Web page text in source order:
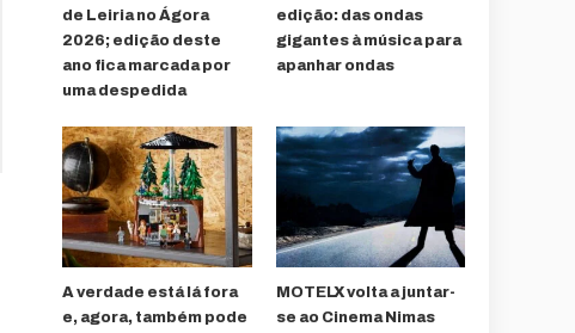
de Leiria no Ágora
2026; edição deste
ano fica marcada por
uma despedida
edição: das ondas
gigantes à música para
apanhar ondas
A verdade está lá fora
e, agora, também pode
MOTELX volta a juntar-
se ao Cinema Nimas